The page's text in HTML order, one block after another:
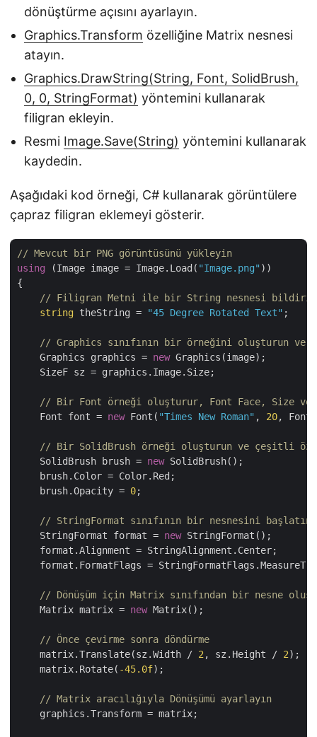
dönüştürme açısını ayarlayın.
Graphics.Transform özelliğine Matrix nesnesi
atayın.
Graphics.DrawString(String, Font, SolidBrush,
0, 0, StringFormat) yöntemini kullanarak
filigran ekleyin.
Resmi Image.Save(String) yöntemini kullanarak
kaydedin.
Aşağıdaki kod örneği, C# kullanarak görüntülere
çapraz filigran eklemeyi gösterir.
// Mevcut bir PNG görüntüsünü yükleyin
using (Image image = Image.Load( "Image.png" ))
{
// Filigran Metni ile bir String nesnesi bildirin
string theString = "45 Degree Rotated Text" ;
// Graphics sınıfının bir örneğini oluşturun ve
    Graphics graphics =
new Graphics(image);
    SizeF sz = graphics.Image.Size;
// Bir Font örneği oluşturur, Font Face, Size
    Font font =
new Font( "Times New Roman" , 20,
// Bir SolidBrush örneği oluşturun ve çeşitli
    SolidBrush brush =
new SolidBrush();
    brush.Color = Color.Red;
    brush.Opacity =
0;
// StringFormat sınıfının bir nesnesini
    StringFormat format =
new StringFormat();
    format.Alignment = StringAlignment.Center;
format.FormatFlags =
// Dönüşüm için Matrix sınıfından bir nesne
    Matrix matrix =
new Matrix();
// Önce çevirme sonra döndürme
    matrix.Translate(sz.Width /
2 , sz.Height / 2);
    matrix.Rotate(
-45.0f);
// Matrix aracılığıyla Dönüşümü ayarlayın
    graphics.Transform = matrix;